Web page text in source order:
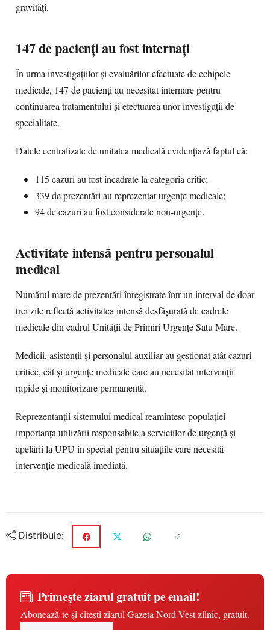
gravități.
147 de pacienți au fost internați
În urma investigațiilor și evaluărilor efectuate de echipele
medicale, 147 de pacienți au necesitat internare pentru
continuarea tratamentului și efectuarea unor investigații de
specialitate.
Datele centralizate de unitatea medicală evidențiază faptul că:
115 cazuri au fost încadrate la categoria critic;
339 de prezentări au reprezentat urgențe medicale;
94 de cazuri au fost considerate non-urgențe.
Activitate intensă pentru personalul
medical
Numărul mare de prezentări înregistrate într-un interval de doar
trei zile reflectă activitatea intensă desfășurată de cadrele
medicale din cadrul Unității de Primiri Urgențe Satu Mare.
Medicii, asistenții și personalul auxiliar au gestionat atât cazuri
critice, cât și urgențe medicale care au necesitat intervenții
rapide și monitorizare permanentă.
Reprezentanții sistemului medical reamintesc populației
importanța utilizării responsabile a serviciilor de urgență și
apelării la UPU în special pentru situațiile care necesită
intervenție medicală imediată.
Distribuie:
Primește ziarul gratuit pe email!
Abonează-te și citești ziarul Gazeta Nord-Vest zilnic, gratuit.